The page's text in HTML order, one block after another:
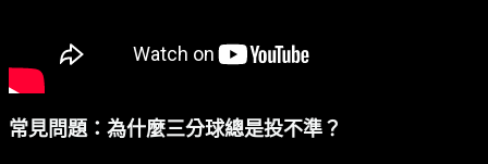
常見問題：為什麼三分球總是投不準？